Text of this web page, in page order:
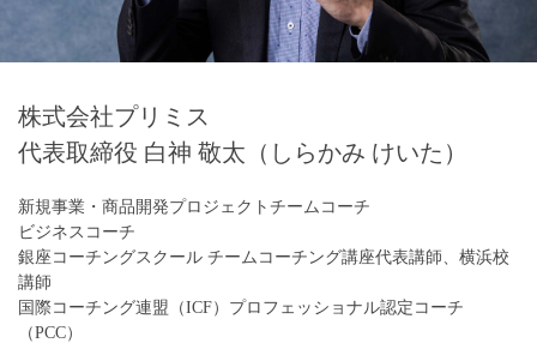
株式会社プリミス
代表取締役 白神 敬太（しらかみ けいた）
新規事業・商品開発プロジェクトチームコーチ
ビジネスコーチ
銀座コーチングスクール チームコーチング講座代表講師、横浜校
講師
国際コーチング連盟（ICF）プロフェッショナル認定コーチ
（PCC）